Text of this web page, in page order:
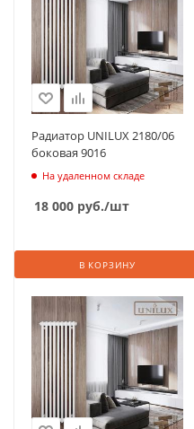
Радиатор UNILUX 2180/06
боковая 9016
На удаленном складе
18 000 руб./шт
В КОРЗИНУ